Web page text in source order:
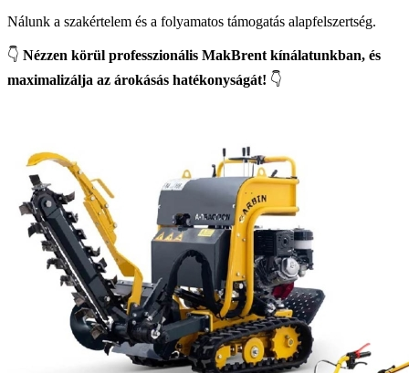
Nálunk a szakértelem és a folyamatos támogatás alapfelszertség.
👇 Nézzen körül professzionális MakBrent kínálatunkban, és
maximalizálja az árokásás hatékonyságát! 👇